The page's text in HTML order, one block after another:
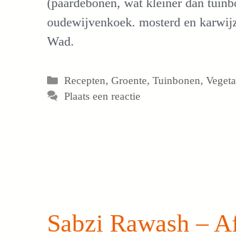
oudewijvenkoek. mosterd en
Wad.
Categorieën
Recepten,Groente,Tuinbonen,
Plaats een reactie
Sabzi Rawash –